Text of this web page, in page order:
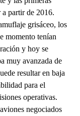
partir de 2016.
grisáceo, los
momento tenían
y hoy se
muy avanzada de
resultar en baja
para el
operativas.
negociados